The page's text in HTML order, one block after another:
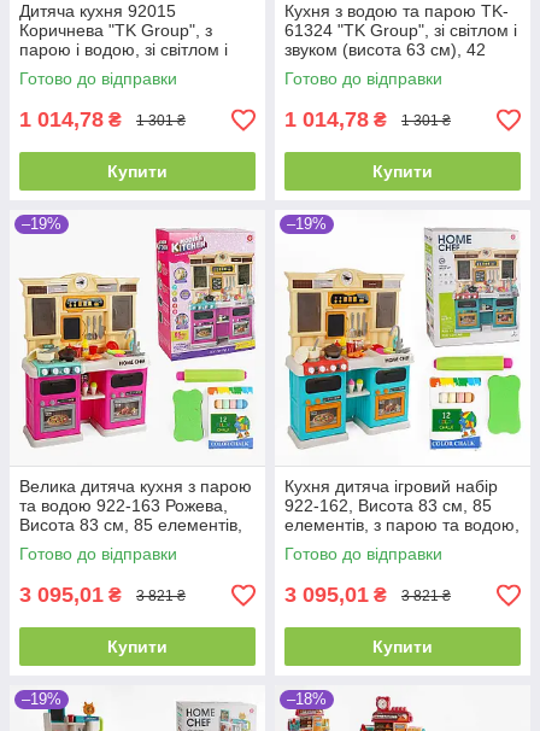
Дитяча кухня 92015
Коричнева "TK Group", з
парою і водою, зі світлом і
звуком (висота 63 см)
Готово до відправки
1 014,78 ₴ 1 301 ₴
Купити
Кухня з водою та парою TK-
61324 "TK Group", зі світлом і
звуком (висота 63 см), 42
елементи
Готово до відправки
1 014,78 ₴ 1 301 ₴
Купити
–19%
Велика дитяча кухня з парою
та водою 922-163 Рожева,
Висота 83 см, 85 елементів,
світлом і звуками
Готово до відправки
3 095,01 ₴ 3 821 ₴
Купити
–19%
Кухня дитяча ігровий набір
922-162, Висота 83 см, 85
елементів, з парою та водою,
світлом і звуками
Готово до відправки
3 095,01 ₴ 3 821 ₴
Купити
–19% –18%